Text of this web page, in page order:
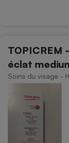
TOPICREM
éclat
Soins du visage -